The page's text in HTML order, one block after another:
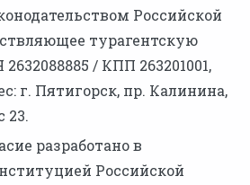
Российской
турагентскую
/ КПП 263201001,
г. Пятигорск, пр. Калинина,
23.
разработано в
Российской